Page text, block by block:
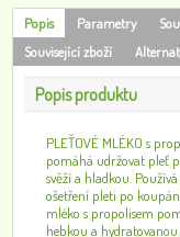
Popis Parametry
Související zboží
Popis produktu
PLEŤOVÉ MLÉKO s
pomáhá udržovat pleť
svěží a hladkou.
ošetření pleti po
mléko s propolisem
hebkou a